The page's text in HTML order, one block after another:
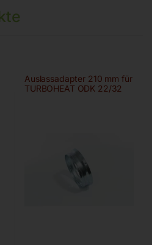
Auslassadapter 210 mm für
TURBOHEAT ODK 22/32